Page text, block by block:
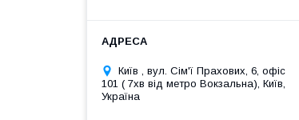
Київ , вул. Сім'ї Прахових, 6, офіс
101 ( 7хв від метро Вокзальна), Київ,
Україна